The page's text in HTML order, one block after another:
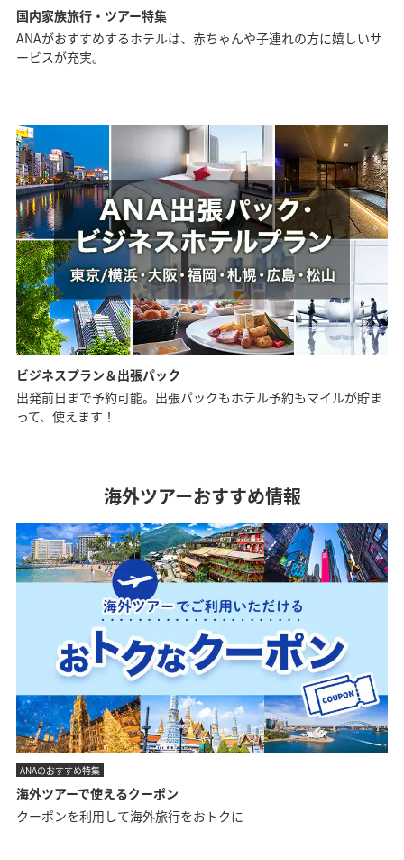
国内家族旅行・ツアー特集
ANAがおすすめするホテルは、赤ちゃんや子連れの方に嬉しいサ
ービスが充実。
ビジネスプラン＆出張パック
出発前日まで予約可能。出張パックもホテル予約もマイルが貯ま
って、使えます！
海外ツアーおすすめ情報
ANAのおすすめ特集
海外ツアーで使えるクーポン
クーポンを利用して海外旅行をおトクに